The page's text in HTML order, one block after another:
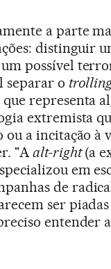
a parte
distinguir
possível
separar o
representa
extremista
a incitação à
"A alt-right(a
em
de
ser piadas
entender